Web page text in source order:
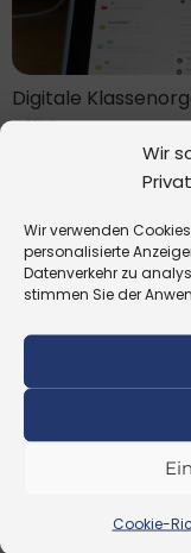
Wir
Wir verwenden
personalisierte
Datenverkehr zu
stimmen Sie der
Cookie-
Digitale
effizienteren Tag